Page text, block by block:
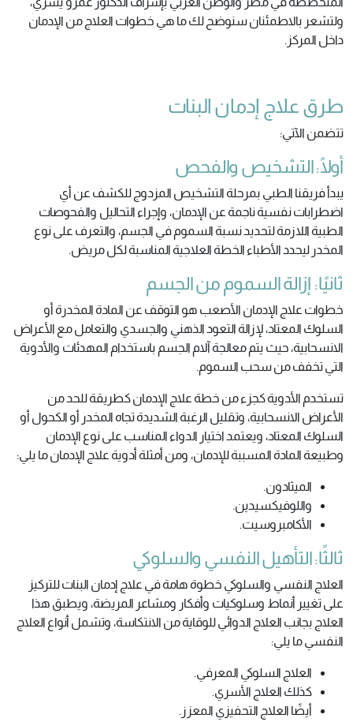
ولتشعر بالاطمئنان سنوضح لك ما هي خطوات العلاج من الإدمان
داخل المركز.
طرق علاج إدمان البنات
تتضمن الآتي:
أولًا: التشخيص والفحص
يبدأ فريقنا الطبي بمرحلة التشخيص المزدوج للكشف عن أي
اضطرابات نفسية ناجمة عن الإدمان، وإجراء التحاليل والفحوصات
الطبية اللازمة لتحديد نسبة السموم في الجسم، والتعرف على نوع
المخدر ليحدد الأطباء الخطة العلاجية المناسبة لكل مريض.
ثانيًا: إزالة السموم من الجسم
خطوات علاج الإدمان الأصعب هو التوقف عن المادة المخدرة أو
السلوك المعتاد، لإزالة التعود الذهني والجسدي والتعامل مع الأعراض
الانسحابية، حيث يتم معالجة آلام الجسم باستخدام المهدئات والأدوية
التي تخفف من سحب السموم.
تستخدم الأدوية كجزء من خطة علاج الإدمان كطريقة للحد من
الأعراض الانسحابية، وتقليل الرغبة الشديدة تجاه المخدر أو الكحول أو
السلوك المعتاد، ويعتمد اختيار الدواء المناسب على نوع الإدمان
وطبيعة المادة المسببة للإدمان، ومن أمثلة أدوية علاج الإدمان ما يلي:
الميثادون.
واللوفيكسيدين.
الأكامبروسيت.
ثالثًا: التأهيل النفسي والسلوكي
العلاج النفسي والسلوكي خطوة هامة في علاج إدمان البنات للتركيز
على تغيير أنماط وسلوكيات وأفكار ومشاعر المريضة، ويطبق هذا
العلاج بجانب العلاج الدوائي للوقاية من الانتكاسة، وتشمل أنواع العلاج
النفسي ما يلي:
العلاج السلوكي المعرفي.
كذلك العلاج الأسري.
أيضًا العلاج التحفيزي المعزز.